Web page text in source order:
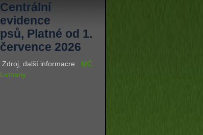
Centrální
evidence
psů, Platné od 1.
července 2026
Zdroj, další informacre: MČ
Letnany